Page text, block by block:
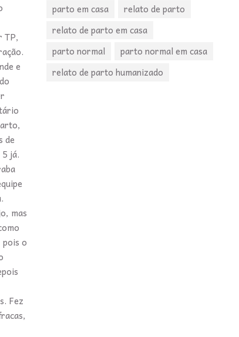
TP,
e
de
já.
mas
o
Fez
parto em casa
relato de parto
relato de parto em casa
parto normal
parto normal em casa
relato de parto humanizado